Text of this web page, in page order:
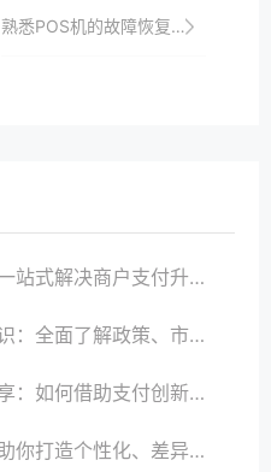
熟悉POS机的故障恢复流程。
支付升级、智能化与创新需求
政策、市场、技术与创新趋势
创新技术提升商户运营效益与效率
、差异化支付体验以提升竞争力